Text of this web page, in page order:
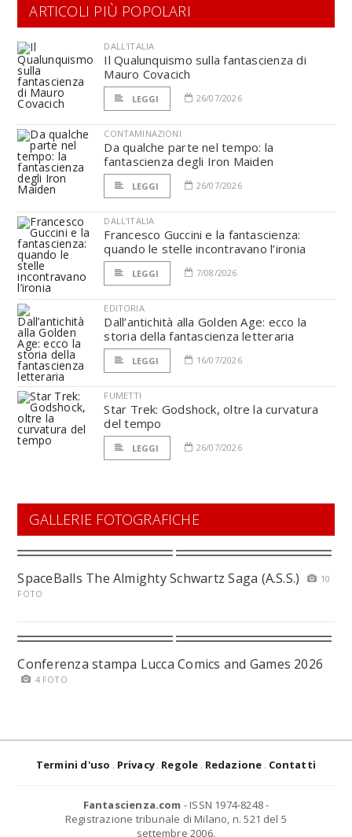
ARTICOLI PIÙ POPOLARI
DALL'ITALIA
Il Qualunquismo sulla fantascienza di
Mauro Covacich
LEGGI 26/07/2026
CONTAMINAZIONI
Da qualche parte nel tempo: la
fantascienza degli Iron Maiden
LEGGI 26/07/2026
DALL'ITALIA
Francesco Guccini e la fantascienza:
quando le stelle incontravano l’ironia
LEGGI 7/08/2026
EDITORIA
Dall’antichità alla Golden Age: ecco la
storia della fantascienza letteraria
LEGGI 16/07/2026
FUMETTI
Star Trek: Godshock, oltre la curvatura
del tempo
LEGGI 26/07/2026
GALLERIE FOTOGRAFICHE
SpaceBalls The Almighty Schwartz Saga (A.S.S.)
10
FOTO
Conferenza stampa Lucca Comics and Games 2026
4 FOTO
Termini d'uso Privacy Regole Redazione Contatti
Fantascienza.com - ISSN 1974-8248 -
Registrazione tribunale di Milano, n. 521 del 5
settembre 2006.